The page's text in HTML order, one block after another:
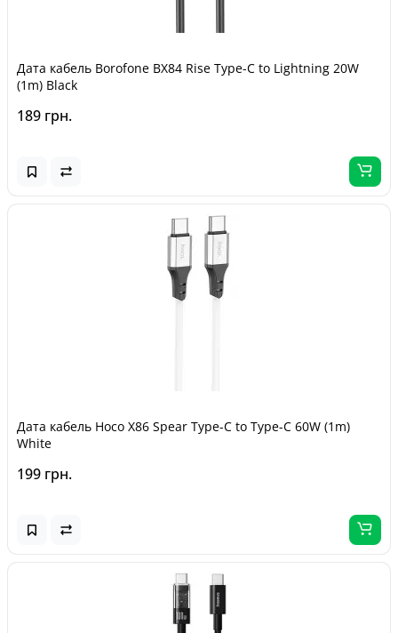
Дата кабель Borofone BX84 Rise Type-C to Lightning 20W
(1m) Black
189 грн.
Дата кабель Hoco X86 Spear Type-C to Type-C 60W (1m)
White
199 грн.